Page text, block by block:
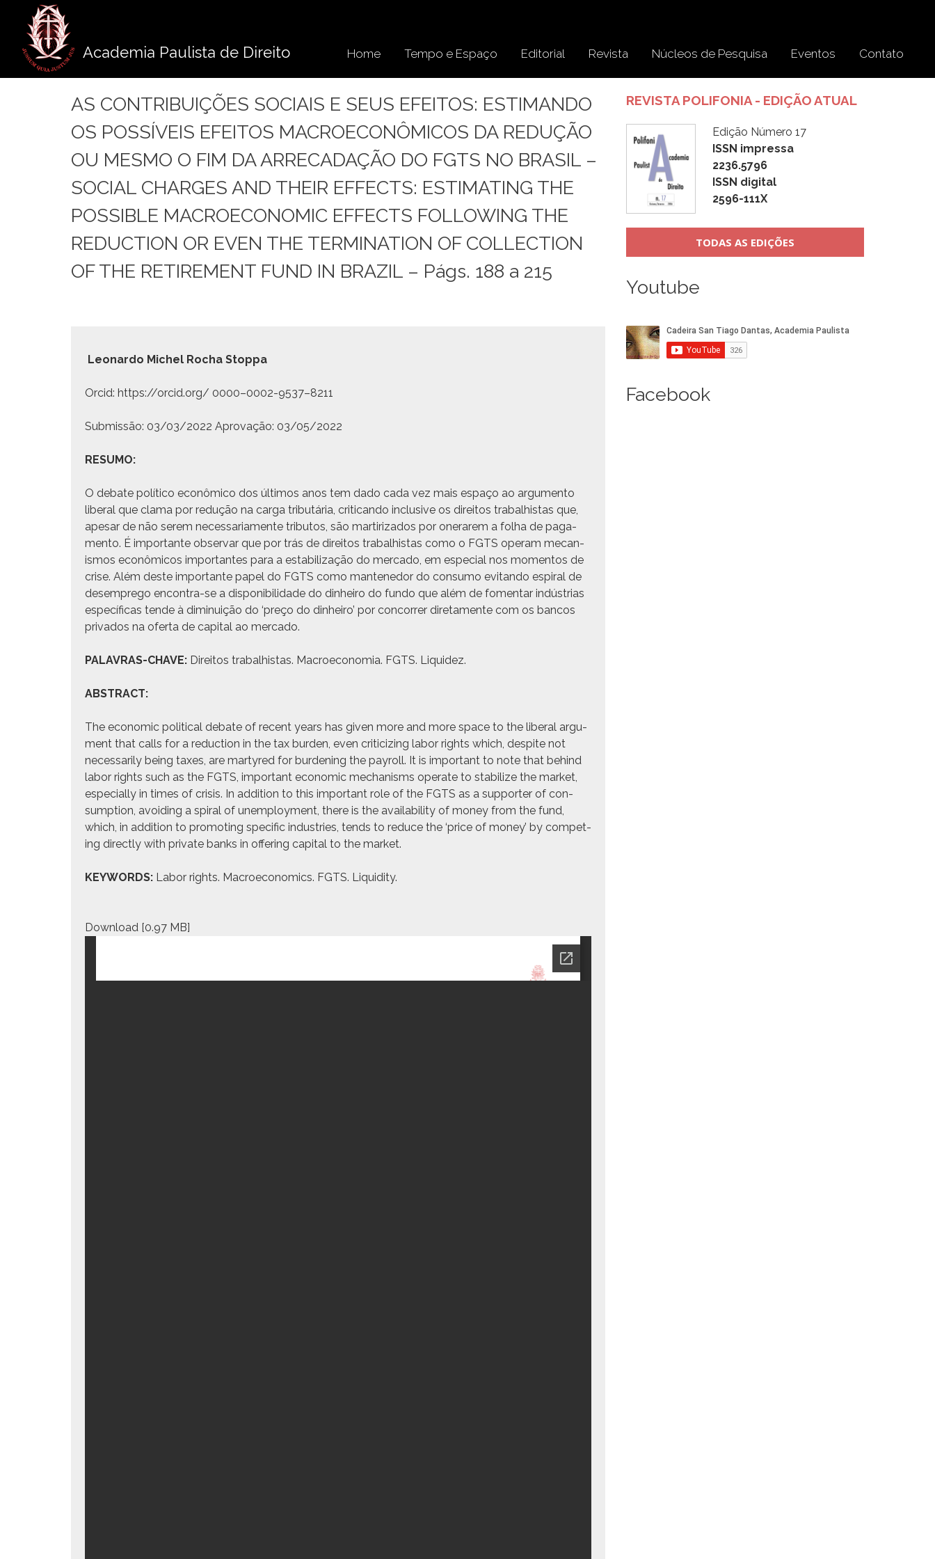
conteúdo
Academia Paulista de Direito Home Tempo e Espaço Editorial Revista Núcleos de Pesquisa Eventos Contato
AS CONTRIBUIÇÕES SOCIAIS E SEUS EFEITOS: ESTIMANDO
OS POSSÍVEIS EFEITOS MACROECONÔMICOS DA REDUÇÃO
OU MESMO O FIM DA ARRECADAÇÃO DO FGTS NO BRASIL –
SOCIAL CHARGES AND THEIR EFFECTS: ESTIMATING THE
POSSIBLE MACROECONOMIC EFFECTS FOLLOWING THE
REDUCTION OR EVEN THE TERMINATION OF COLLECTION
OF THE RETIREMENT FUND IN BRAZIL – Págs. 188 a 215
Leonar­do Michel Rocha Stoppa
Orcid: https://orcid.org/ 0000–0002-9537–8211
Sub­mis­são: 03/03/2022 Aprovação: 03/05/2022
RESUMO:
O debate políti­co econômi­co dos últi­mos anos tem dado cada vez mais espaço ao argu­men­to
lib­er­al que cla­ma por redução na car­ga trib­utária, crit­i­can­do inclu­sive os dire­itos tra­bal­his­tas que,
ape­sar de não serem nec­es­sari­a­mente trib­u­tos, são mar­t­i­riza­dos por oner­arem a fol­ha de paga­
men­to. É impor­tante obser­var que por trás de dire­itos tra­bal­his­tas como o FGTS oper­am mecan­
is­mos econômi­cos impor­tantes para a esta­bi­liza­ção do mer­ca­do, em espe­cial nos momen­tos de
crise. Além deste impor­tante papel do FGTS como man­tene­dor do con­sumo evi­tan­do espi­ral de
desem­prego encon­tra-se a disponi­bil­i­dade do din­heiro do fun­do que além de fomen­tar indús­trias
especí­fi­cas tende à diminuição do ‘preço do din­heiro’ por con­cor­rer dire­ta­mente com os ban­cos
pri­va­dos na ofer­ta de cap­i­tal ao mer­ca­do.
PALAVRAS-CHAVE: Dire­itos tra­bal­his­tas. Macro­econo­mia. FGTS. Liq­uidez.
ABSTRACT:
The eco­nom­ic polit­i­cal debate of recent years has giv­en more and more space to the lib­er­al argu­
ment that calls for a reduc­tion in the tax bur­den, even crit­i­ciz­ing labor rights which, despite not
nec­es­sar­i­ly being tax­es, are mar­tyred for bur­den­ing the pay­roll. It is impor­tant to note that behind
labor rights such as the FGTS, impor­tant eco­nom­ic mech­a­nisms oper­ate to sta­bi­lize the mar­ket,
espe­cial­ly in times of cri­sis. In addi­tion to this impor­tant role of the FGTS as a sup­port­er of con­
sump­tion, avoid­ing a spi­ral of unem­ploy­ment, there is the avail­abil­i­ty of mon­ey from the fund,
which, in addi­tion to pro­mot­ing spe­cif­ic indus­tries, tends to reduce the ‘price of mon­ey’ by com­pet­
ing direct­ly with pri­vate banks in offer­ing cap­i­tal to the mar­ket.
KEYWORDS: Labor rights. Macro­eco­nom­ics. FGTS. Liq­uid­i­ty.
Down­load [0.97 MB]
REVISTA POLIFONIA - EDIÇÃO ATUAL
Edição Número 17
ISSN impressa
2236.5796
ISSN digital
2596-111X
TODAS AS EDIÇÕES
Youtube
Facebook